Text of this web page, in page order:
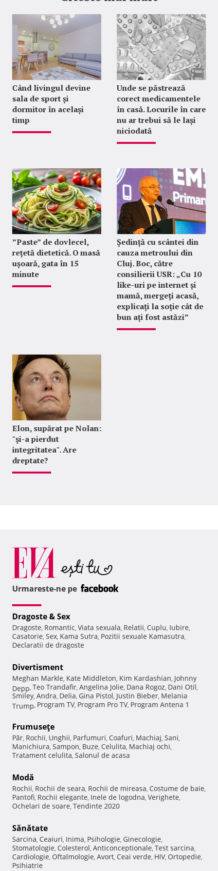
Când livingul devine
sala de sport și
dormitor în același
timp
Unde se păstrează
corect medicamentele
în casă. Locurile în care
nu ar trebui să le lași
niciodată
”Paste” de dovlecel,
rețetă dietetică. O masă
ușoară, gata în 15
minute
Ședință cu scântei din
cauza metroului din
Cluj. Boc, către
consilierii USR: „Cu 10
like-uri pe internet și
mamă, mergeți acasă,
explicați la soție cât de
bun ați fost astăzi”
Elon, supărat pe Nolan:
"şi-a pierdut
integritatea". Are
dreptate?
Urmareste-ne pe
Dragoste & Sex
Dragoste, Romantic, Viata sexuala, Relatii, Cuplu, Iubire,
Casatorie, Sex, Kama Sutra, Pozitii sexuale Kamasutra,
Declaratii de dragoste
Divertisment
Meghan Markle, Kate Middleton, Kim Kardashian, Johnny
Depp, Teo Trandafir, Angelina Jolie, Dana Rogoz, Dani Otil,
Smiley, Andra, Delia, Gina Pistol, Justin Bieber, Melania
Trump, Program TV, Program Pro TV, Program Antena 1
Frumuseţe
Păr, Rochii, Unghii, Parfumuri, Coafuri, Machiaj, Sani,
Manichiura, Sampon, Buze, Celulita, Machiaj ochi,
Tratament celulita, Salonul de acasa
Modă
Rochii, Rochii de seara, Rochii de mireasa, Costume de baie,
Pantofi, Rochii elegante, Inele de logodna, Verighete,
Ochelari de soare, Tendinte 2020
Sănătate
Sarcina, Ceaiuri, Inima, Psihologie, Ginecologie,
Stomatologie, Colesterol, Anticonceptionale, Test sarcina,
Cardiologie, Oftalmologie, Avort, Ceai verde, HIV, Ortopedie,
Psihiatrie